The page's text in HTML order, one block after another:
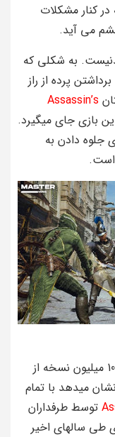
کنار مشکلات
می آید.
به شکلی که
پرده از راز
Assassin’s
بازی جای میگیرد.
جلوه دادن به
است.
تا امروز حدود 10 میلیون نسخه از
میدهد با تمام
توسط طرفداران
طی سالهای اخیر